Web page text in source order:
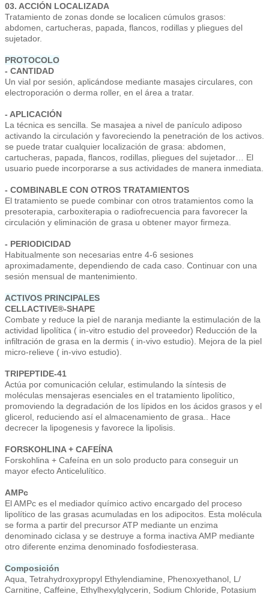
03. ACCIÓN LOCALIZADA
Tratamiento de zonas donde se localicen cúmulos grasos:
abdomen, cartucheras, papada, flancos, rodillas y pliegues del
sujetador.
PROTOCOLO
- CANTIDAD
Un vial por sesión, aplicándose mediante masajes circulares, con
electroporación o derma roller, en el área a tratar.
- APLICACIÓN
La técnica es sencilla. Se masajea a nivel de panículo adiposo
activando la circulación y favoreciendo la penetración de los activos.
se puede tratar cualquier localización de grasa: abdomen,
cartucheras, papada, flancos, rodillas, pliegues del sujetador… El
usuario puede incorporarse a sus actividades de manera inmediata.
- COMBINABLE CON OTROS TRATAMIENTOS
El tratamiento se puede combinar con otros tratamientos como la
presoterapia, carboxiterapia o radiofrecuencia para favorecer la
circulación y eliminación de grasa u obtener mayor firmeza.
- PERIODICIDAD
Habitualmente son necesarias entre 4-6 sesiones
aproximadamente, dependiendo de cada caso. Continuar con una
sesión mensual de mantenimiento.
ACTIVOS PRINCIPALES
CELLACTIVE®-SHAPE
Combate y reduce la piel de naranja mediante la estimulación de la
actividad lipolítica ( in-vitro estudio del proveedor) Reducción de la
infiltración de grasa en la dermis ( in-vivo estudio). Mejora de la piel
micro-relieve ( in-vivo estudio).
TRIPEPTIDE-41
Actúa por comunicación celular, estimulando la síntesis de
moléculas mensajeras esenciales en el tratamiento lipolítico,
promoviendo la degradación de los lípidos en los ácidos grasos y el
glicerol, reduciendo así el almacenamiento de grasa.. Hace
decrecer la lipogenesis y favorece la lipolisis.
FORSKOHLINA + CAFEÍNA
Forskohlina + Cafeína en un solo producto para conseguir un
mayor efecto Anticelulítico.
AMPc
El AMPc es el mediador químico activo encargado del proceso
lipolítico de las grasas acumuladas en los adipocitos. Esta molécula
se forma a partir del precursor ATP mediante un enzima
denominado ciclasa y se destruye a forma inactiva AMP mediante
otro diferente enzima denominado fosfodiesterasa.
Composición
Aqua, Tetrahydroxypropyl Ethylendiamine, Phenoxyethanol, L/
Carnitine, Caffeine, Ethylhexylglycerin, Sodium Chloride, Potasium